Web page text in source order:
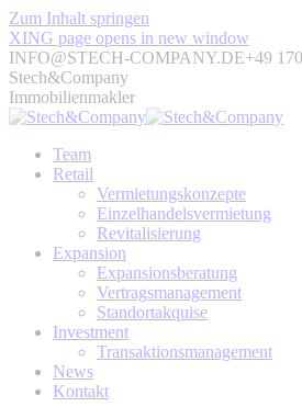
Zum Inhalt springen
XING page opens in new window
INFO@STECH-COMPANY.DE+49
Stech&Company
Immobilienmakler
Team
Retail
Vermietungskonzepte
Einzelhandelsvermietung
Revitalisierung
Expansion
Expansionsberatung
Vertragsmanagement
Standortakquise
Investment
Transaktionsmanagement
News
Kontakt